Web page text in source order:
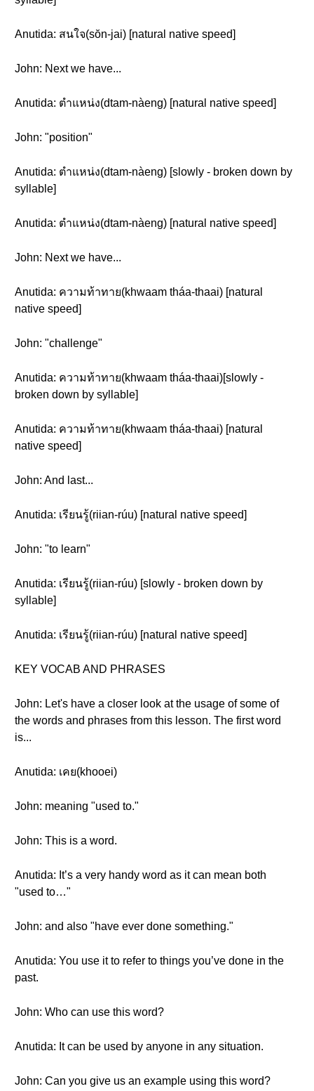
Anutida: สนใจ(sŏn-jai) [natural native speed]
John: Next we have...
Anutida: ตำแหน่ง(dtam-nàeng) [natural native speed]
John: "position"
Anutida: ตำแหน่ง(dtam-nàeng) [slowly - broken down by
syllable]
Anutida: ตำแหน่ง(dtam-nàeng) [natural native speed]
John: Next we have...
Anutida: ความท้าทาย(khwaam tháa-thaai) [natural
native speed]
John: "challenge"
Anutida: ความท้าทาย(khwaam tháa-thaai)[slowly -
broken down by syllable]
Anutida: ความท้าทาย(khwaam tháa-thaai) [natural
native speed]
John: And last...
Anutida: เรียนรู้(riian-rúu) [natural native speed]
John: "to learn"
Anutida: เรียนรู้(riian-rúu) [slowly - broken down by
syllable]
Anutida: เรียนรู้(riian-rúu) [natural native speed]
KEY VOCAB AND PHRASES
John: Let's have a closer look at the usage of some of
the words and phrases from this lesson. The first word
is...
Anutida: เคย(khooei)
John: meaning "used to."
John: This is a word.
Anutida: It’s a very handy word as it can mean both
"used to…"
John: and also "have ever done something."
Anutida: You use it to refer to things you’ve done in the
past.
John: Who can use this word?
Anutida: It can be used by anyone in any situation.
John: Can you give us an example using this word?